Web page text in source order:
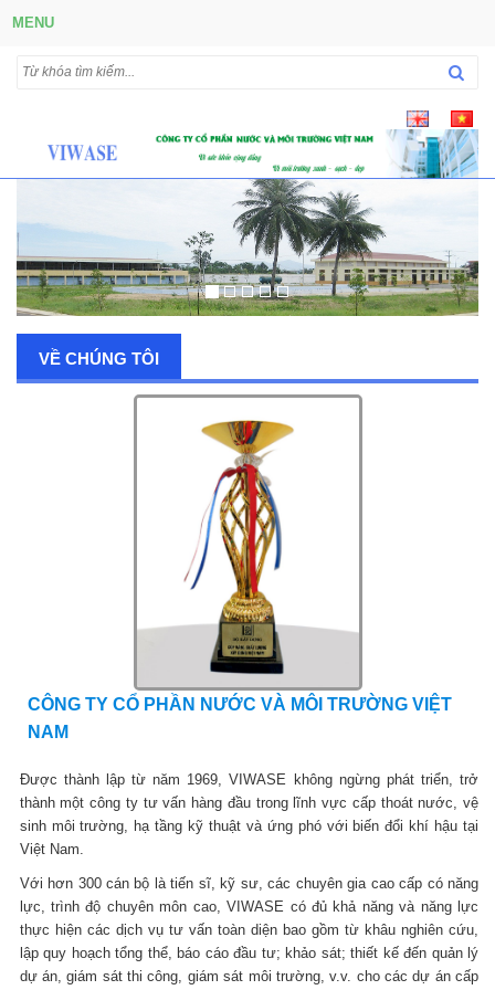
MENU
VỀ CHÚNG TÔI
CÔNG TY CỔ PHẦN NƯỚC VÀ MÔI TRƯỜNG VIỆT
NAM
Được thành lập từ năm 1969, VIWASE không ngừng phát triển, trở
thành một công ty tư vấn hàng đầu trong lĩnh vực cấp thoát nước, vệ
sinh môi trường, hạ tầng kỹ thuật và ứng phó với biến đổi khí hậu tại
Việt Nam.
Với hơn 300 cán bộ là tiến sĩ, kỹ sư, các chuyên gia cao cấp có năng
lực, trình độ chuyên môn cao, VIWASE có đủ khả năng và năng lực
thực hiện các dịch vụ tư vấn toàn diện bao gồm từ khâu nghiên cứu,
lập quy hoạch tổng thể, báo cáo đầu tư; khảo sát; thiết kế đến quản lý
dự án, giám sát thi công, giám sát môi trường, v.v. cho các dự án cấp